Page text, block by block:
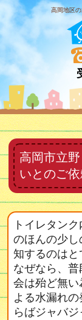
高岡地区
高岡市立
いとのご
トイレタン
のほんの少
知するのはと
なぜなら、
会は殆ど無
よる水漏れ
らばジャバ